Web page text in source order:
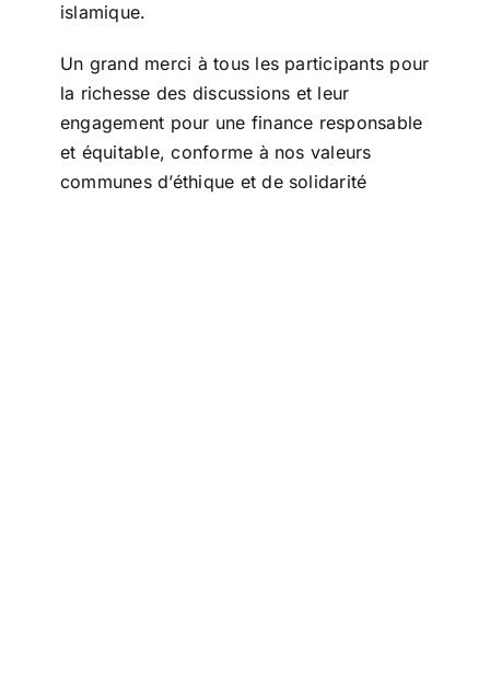
islamique.
Un grand merci à tous les participants pour
la richesse des discussions et leur
engagement pour une finance responsable
et équitable, conforme à nos valeurs
communes d’éthique et de solidarité